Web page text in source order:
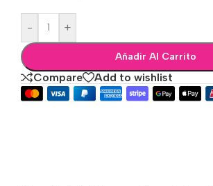
- +
Añadir Al Carrito
Compare Add to wishlist